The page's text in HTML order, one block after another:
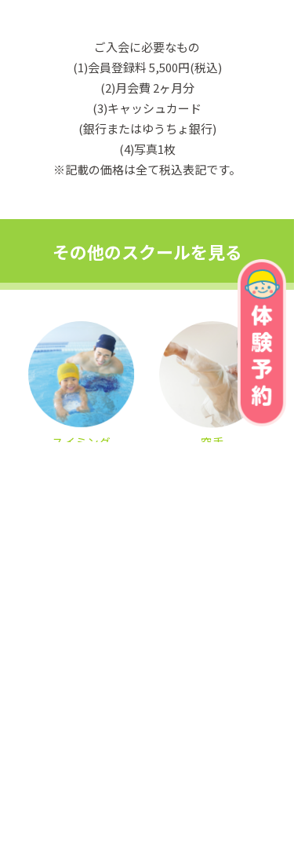
ご入会に必要なもの
(1)会員登録料 5,500円(税込)
(2)月会費 2ヶ月分
(3)キャッシュカード
(銀行またはゆうちょ銀行)
(4)写真1枚
※記載の価格は全て税込表記です。
その他のスクールを見る
スイミング 空手